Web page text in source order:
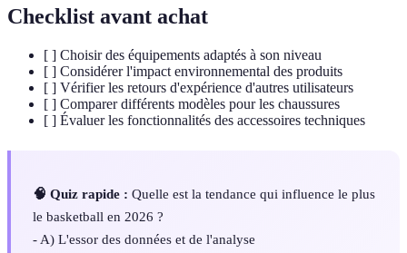
Checklist avant achat
[ ] Choisir des équipements adaptés à son niveau
[ ] Considérer l'impact environnemental des produits
[ ] Vérifier les retours d'expérience d'autres utilisateurs
[ ] Comparer différents modèles pour les chaussures
[ ] Évaluer les fonctionnalités des accessoires techniques
🧠 Quiz rapide : Quelle est la tendance qui influence le plus
le basketball en 2026 ?
- A) L'essor des données et de l'analyse